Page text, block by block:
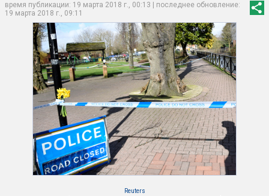
время публикации: 19 марта 2018 г., 00:13 | последнее обновление:
19 марта 2018 г., 09:11
Reuters